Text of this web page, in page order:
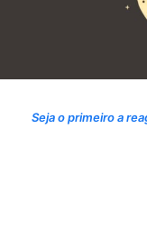
Seja o primeiro a